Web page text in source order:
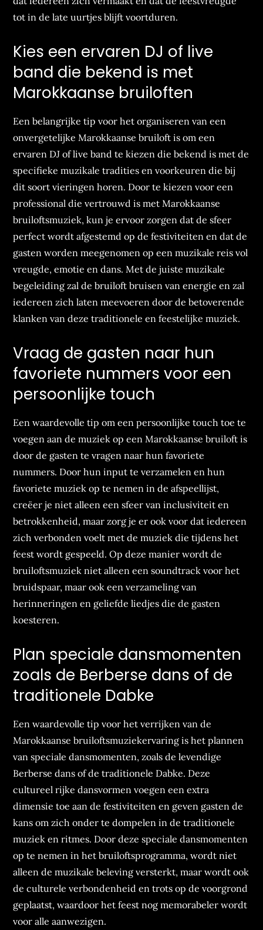
tot in de late uurtjes blijft voortduren.
Kies een ervaren DJ of live
band die bekend is met
Marokkaanse bruiloften
Een belangrijke tip voor het organiseren van een
onvergetelijke Marokkaanse bruiloft is om een
ervaren DJ of live band te kiezen die bekend is met de
specifieke muzikale tradities en voorkeuren die bij
dit soort vieringen horen. Door te kiezen voor een
professional die vertrouwd is met Marokkaanse
bruiloftsmuziek, kun je ervoor zorgen dat de sfeer
perfect wordt afgestemd op de festiviteiten en dat de
gasten worden meegenomen op een muzikale reis vol
vreugde, emotie en dans. Met de juiste muzikale
begeleiding zal de bruiloft bruisen van energie en zal
iedereen zich laten meevoeren door de betoverende
klanken van deze traditionele en feestelijke muziek.
Vraag de gasten naar hun
favoriete nummers voor een
persoonlijke touch
Een waardevolle tip om een persoonlijke touch toe te
voegen aan de muziek op een Marokkaanse bruiloft is
door de gasten te vragen naar hun favoriete
nummers. Door hun input te verzamelen en hun
favoriete muziek op te nemen in de afspeellijst,
creëer je niet alleen een sfeer van inclusiviteit en
betrokkenheid, maar zorg je er ook voor dat iedereen
zich verbonden voelt met de muziek die tijdens het
feest wordt gespeeld. Op deze manier wordt de
bruiloftsmuziek niet alleen een soundtrack voor het
bruidspaar, maar ook een verzameling van
herinneringen en geliefde liedjes die de gasten
koesteren.
Plan speciale dansmomenten
zoals de Berberse dans of de
traditionele Dabke
Een waardevolle tip voor het verrijken van de
Marokkaanse bruiloftsmuziekervaring is het plannen
van speciale dansmomenten, zoals de levendige
Berberse dans of de traditionele Dabke. Deze
cultureel rijke dansvormen voegen een extra
dimensie toe aan de festiviteiten en geven gasten de
kans om zich onder te dompelen in de traditionele
muziek en ritmes. Door deze speciale dansmomenten
op te nemen in het bruiloftsprogramma, wordt niet
alleen de muzikale beleving versterkt, maar wordt ook
de culturele verbondenheid en trots op de voorgrond
geplaatst, waardoor het feest nog memorabeler wordt
voor alle aanwezigen.